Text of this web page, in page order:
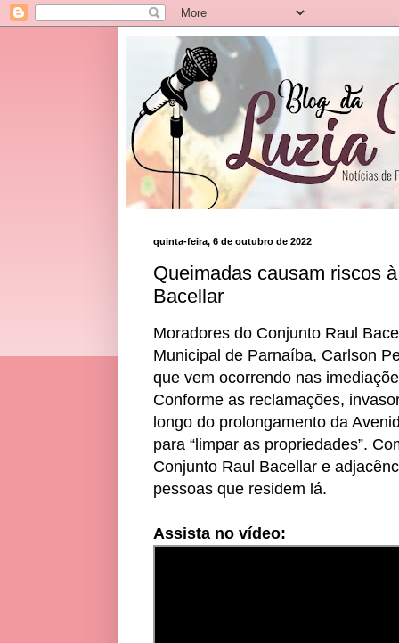
quinta-feira, 6 de outubro de 2022
Queimadas causam riscos
Bacellar
Moradores do Conjunto Raul
Municipal de Parnaíba, Carlson
que vem ocorrendo nas
Conforme as reclamações,
longo do prolongamento da
para “limpar as propriedades”.
Conjunto Raul Bacellar e
pessoas que residem lá.
Assista no vídeo: